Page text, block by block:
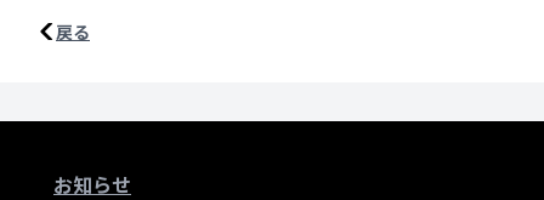
戻る
お知らせ